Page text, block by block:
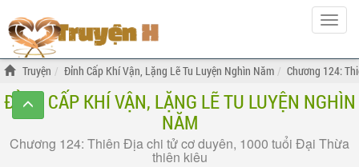
Hiện
menu
Truyện Đỉnh Cấp Khí Vận, Lặng Lẽ Tu Luyện Nghìn Năm Chương 124:
ĐỈNH CẤP KHÍ VẬN, LẶNG LẼ TU LUYỆN NGHÌN
NĂM
Chương 124: Thiên Địa chi tử cơ duyên, 1000 tuổi Đại Thừa
thiên kiêu